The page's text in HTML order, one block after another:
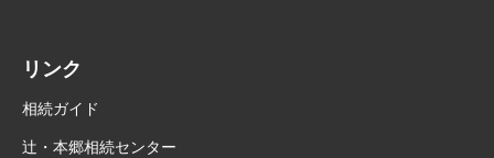
リンク
相続ガイド
辻・本郷相続センター